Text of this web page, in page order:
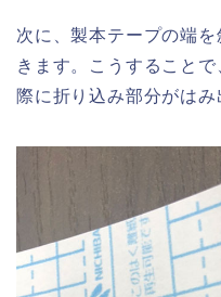
次に、製本テープの端
きます。こうすること
際に折り込み部分がはみ